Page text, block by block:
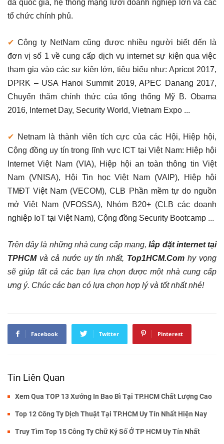
đa quốc gia, hệ thống mạng lưới doanh nghiệp lớn và các
tổ chức chính phủ.
✔Công ty NetNam cũng được nhiều người biết đến là
đơn vị số 1 về cung cấp dịch vụ internet sự kiện qua việc
tham gia vào các sự kiện lớn, tiêu biểu như: Apricot 2017,
DPRK – USA Hanoi Summit 2019, APEC Danang 2017,
Chuyến thăm chính thức của tổng thống Mỹ B. Obama
2016, Internet Day, Security World, Vietnam Expo ...
✔ Netnam là thành viên tích cực của các Hội, Hiệp hội,
Cộng đồng uy tín trong lĩnh vực ICT tại Việt Nam: Hiệp hội
Internet Việt Nam (VIA), Hiệp hội an toàn thông tin Việt
Nam (VNISA), Hội Tin học Việt Nam (VAIP), Hiệp hội
TMĐT Việt Nam (VECOM), CLB Phần mềm tự do nguồn
mở Việt Nam (VFOSSA), Nhóm B20+ (CLB các doanh
nghiệp IoT tại Việt Nam), Cộng đồng Security Bootcamp ...
Trên đây là những nhà cung cấp mạng,lắp đặt internet tại
TPHCM và cả nước uy tín nhất, Top1HCM.Com hy vọng
sẽ giúp tất cả các bạn lựa chọn được một nhà cung cấp
ưng ý. Chúc các bạn có lựa chọn hợp lý và tốt nhất nhé!
Facebook Twitter Pinterest
Tin Liên Quan
Xem Qua TOP 13 Xưởng In Bao Bì Tại TP.HCM Chất Lượng Cao
Top 12 Công Ty Dịch Thuật Tại TP.HCM Uy Tín Nhất Hiện Nay
Truy Tìm Top 15 Công Ty Chữ Ký Số Ở TP HCM Uy Tín Nhất